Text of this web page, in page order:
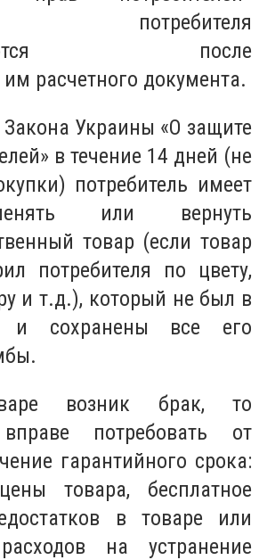
потребителя
после
расчетного документа.
Закона Украины «О защите
в течение 14 дней (не
потребитель имеет
или вернуть
товар (если товар
потребителя по цвету,
и т.д.), который не был в
и сохранены все его
возник брак, то
вправе потребовать от
гарантийного срока:
товара, бесплатное
в товаре или
на устранение